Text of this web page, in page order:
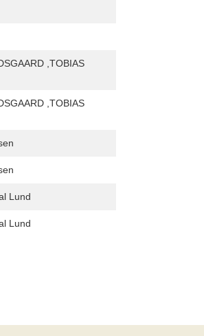
,TOBIAS
,TOBIAS
Lund
Lund